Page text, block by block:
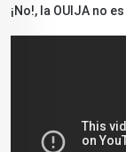
¡No!, la OUIJA no